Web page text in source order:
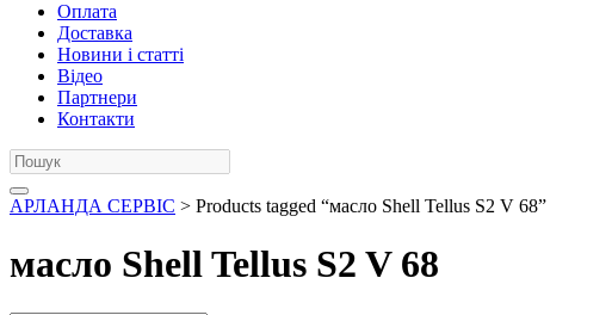
Оплата
Доставка
Новини і статті
Відео
Партнери
Контакти
АРЛАНДА СЕРВІС > Products tagged “масло Shell Tellus S2 V 68”
масло Shell Tellus S2 V 68